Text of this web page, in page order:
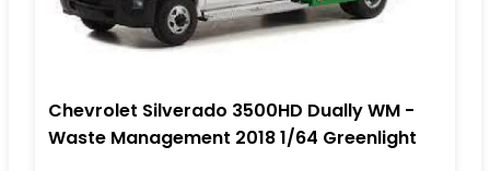
Chevrolet Silverado 3500HD Dually WM -
Waste Management 2018 1/64 Greenlight